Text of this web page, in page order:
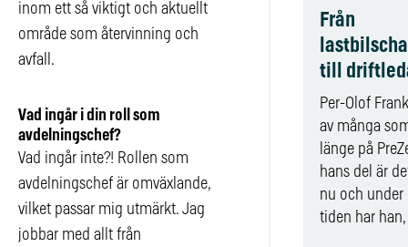
inom ett så viktigt och aktuellt
område som återvinning och
avfall.
Vad ingår i din roll som
avdelningschef?
Vad ingår inte?! Rollen som
avdelningschef är omväxlande,
vilket passar mig utmärkt. Jag
jobbar med allt från
Från
till
Per-Olof
av många
länge på
hans del är
nu och under
tiden har han,